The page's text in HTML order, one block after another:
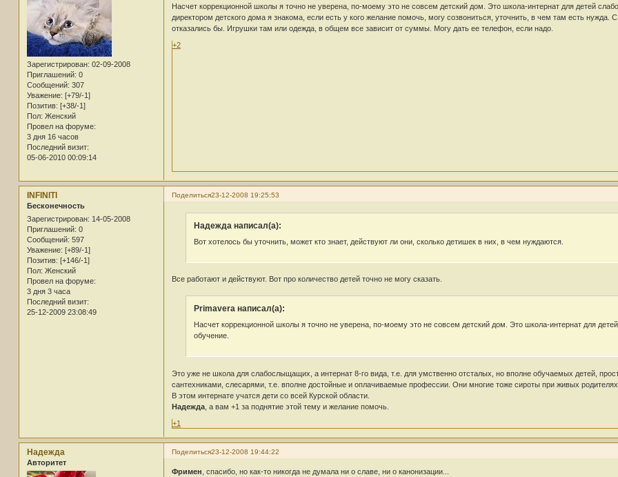
Зарегистрирован: 02-09-2008
Приглашений: 0
Сообщений: 307
Уважение: [+79/-1]
Позитив: [+38/-1]
Пол: Женский
Провел на форуме:
3 дня 16 часов
Последний визит:
05-06-2010 00:09:14
Насчет коррекционной школы я точно не уверена, по-моему это не совсем детский дом. Это школа-интернат для детей
директором детского дома я знакома, если есть у кого желание помочь, могу созвониться, уточнить, в чем там есть
отказались бы. Игрушки там или одежда, в общем все зависит от суммы. Могу дать ее телефон, если надо.
+2
Поделиться23-12-2008 19:25:53
INFINITI
Бесконечность
Зарегистрирован: 14-05-2008
Приглашений: 0
Сообщений: 597
Уважение: [+89/-1]
Позитив: [+146/-1]
Пол: Женский
Провел на форуме:
3 дня 3 часа
Последний визит:
25-12-2009 23:08:49
Надежда написал(а):
Вот хотелось бы уточнить, может кто знает, действуют ли они, сколько детишек в них, в чем нуждаются.
Все работают и действуют. Вот про количество детей точно не могу сказать.
Primavera написал(а):
Насчет коррекционной школы я точно не уверена, по-моему это не совсем детский дом. Это школа-интернат для
обучение.
Это уже не школа для слабослыщащих, а интернат 8-го вида, т.е. для умственно отсталых, но вполне обучаемых детей,
сантехниками, слесарями, т.е. вполне достойные и оплачиваемые профессии. Они многие тоже сироты при живых
В этом интернате учатся дети со всей Курской области.
Надежда, а вам +1 за поднятие этой тему и желание помочь.
+1
Поделиться23-12-2008 19:44:22
Надежда
Авторитет
Фримен , спасибо, но как-то никогда не думала ни о славе, ни о канонизации...